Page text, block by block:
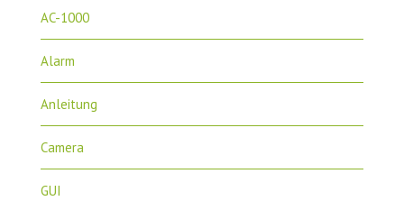
AC-1000
Alarm
Anleitung
Camera
GUI